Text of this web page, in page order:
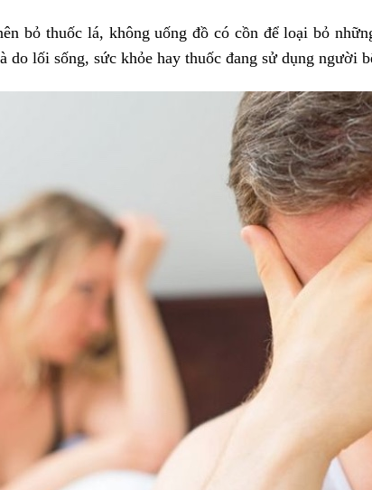
bỏ thuốc lá, không uống đồ có cồn để loại bỏ
do lối sống, sức khỏe hay thuốc đang sử dụng người